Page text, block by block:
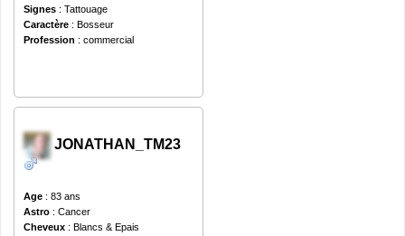
Signes : Tattouage
Caractère : Bosseur
Profession : commercial
JONATHAN_TM23
Age : 83 ans
Astro : Cancer
Cheveux : Blancs & Epais